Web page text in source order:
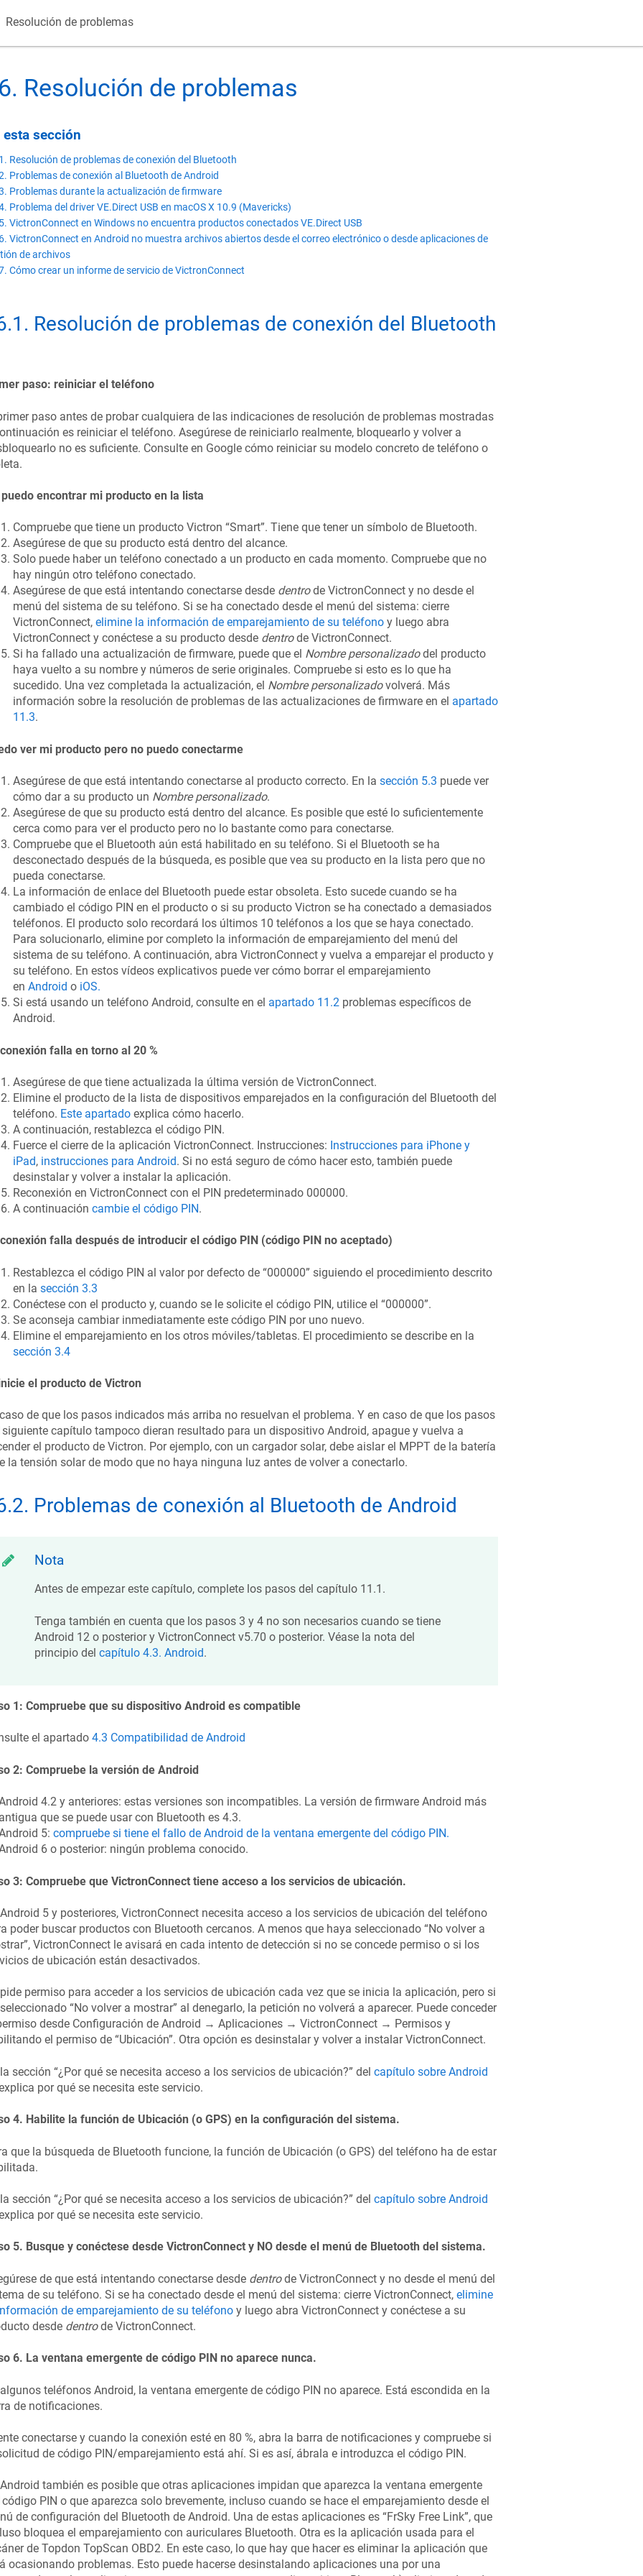
Resolución de problemas
. Resolución de problemas
esta sección
Resolución de problemas de conexión del Bluetooth
Problemas de conexión al Bluetooth de Android
Problemas durante la actualización de firmware
Problema del driver VE.Direct USB en macOS X 10.9 (Mavericks)
VictronConnect en Windows no encuentra productos conectados VE.Direct USB
VictronConnect en Android no muestra archivos abiertos desde el correo electrónico o desde aplicaciones de
de archivos
Cómo crear un informe de servicio de VictronConnect
. Resolución de problemas de conexión del Bluetooth
paso: reiniciar el teléfono
paso antes de probar cualquiera de las indicaciones de resolución de problemas mostradas
es reiniciar el teléfono. Asegúrese de reiniciarlo realmente, bloquearlo y volver a
no es suficiente. Consulte en Google cómo reiniciar su modelo concreto de teléfono o
puedo encontrar mi producto en la lista
Compruebe que tiene un producto Victron “Smart”. Tiene que tener un símbolo de Bluetooth.
Asegúrese de que su producto está dentro del alcance.
Solo puede haber un teléfono conectado a un producto en cada momento. Compruebe que no
hay ningún otro teléfono conectado.
Asegúrese de que está intentando conectarse desde dentrode VictronConnect y no desde el
menú del sistema de su teléfono. Si se ha conectado desde el menú del sistema: cierre
VictronConnect, elimine la información de emparejamiento de su teléfonoy luego abra
VictronConnect y conéctese a su producto desde dentrode VictronConnect.
Si ha fallado una actualización de firmware, puede que el Nombre personalizadodel producto
haya vuelto a su nombre y números de serie originales. Compruebe si esto es lo que ha
sucedido. Una vez completada la actualización, el Nombre personalizadovolverá. Más
información sobre la resolución de problemas de las actualizaciones de firmware en el apartado
11.3.
ver mi producto pero no puedo conectarme
Asegúrese de que está intentando conectarse al producto correcto. En la sección 5.3 puede ver
cómo dar a su producto un Nombre personalizado.
Asegúrese de que su producto está dentro del alcance. Es posible que esté lo suficientemente
cerca como para ver el producto pero no lo bastante como para conectarse.
Compruebe que el Bluetooth aún está habilitado en su teléfono. Si el Bluetooth se ha
desconectado después de la búsqueda, es posible que vea su producto en la lista pero que no
pueda conectarse.
La información de enlace del Bluetooth puede estar obsoleta. Esto sucede cuando se ha
cambiado el código PIN en el producto o si su producto Victron se ha conectado a demasiados
teléfonos. El producto solo recordará los últimos 10 teléfonos a los que se haya conectado.
Para solucionarlo, elimine por completo la información de emparejamiento del menú del
sistema de su teléfono. A continuación, abra VictronConnect y vuelva a emparejar el producto y
su teléfono. En estos vídeos explicativos puede ver cómo borrar el emparejamiento
en Android o iOS.
Si está usando un teléfono Android, consulte en el apartado 11.2problemas específicos de
Android.
falla en torno al 20 %
Asegúrese de que tiene actualizada la última versión de VictronConnect.
Elimine el producto de la lista de dispositivos emparejados en la configuración del Bluetooth del
teléfono. Este apartadoexplica cómo hacerlo.
A continuación, restablezca el código PIN.
Fuerce el cierre de la aplicación VictronConnect. Instrucciones: Instrucciones para iPhone y
iPad, instrucciones para Android. Si no está seguro de cómo hacer esto, también puede
desinstalar y volver a instalar la aplicación.
Reconexión en VictronConnect con el PIN predeterminado 000000.
A continuación cambie el código PIN.
falla después de introducir el código PIN (código PIN no aceptado)
Restablezca el código PIN al valor por defecto de “000000” siguiendo el procedimiento descrito
en la sección 3.3
Conéctese con el producto y, cuando se le solicite el código PIN, utilice el “000000”.
Se aconseja cambiar inmediatamente este código PIN por uno nuevo.
Elimine el emparejamiento en los otros móviles/tabletas. El procedimiento se describe en la
sección 3.4
el producto de Victron
de que los pasos indicados más arriba no resuelvan el problema. Y en caso de que los pasos
siguiente capítulo tampoco dieran resultado para un dispositivo Android, apague y vuelva a
el producto de Victron. Por ejemplo, con un cargador solar, debe aislar el MPPT de la batería
la tensión solar de modo que no haya ninguna luz antes de volver a conectarlo.
. Problemas de conexión al Bluetooth de Android
Nota
Antes de empezar este capítulo, complete los pasos del capítulo 11.1.
Tenga también en cuenta que los pasos 3 y 4 no son necesarios cuando se tiene
Android 12 o posterior y VictronConnect v5.70 o posterior. Véase la nota del
principio del capítulo 4.3. Android.
1: Compruebe que su dispositivo Android es compatible
el apartado 4.3 Compatibilidad de Android
2: Compruebe la versión de Android
4.2 y anteriores: estas versiones son incompatibles. La versión de firmware Android más
antigua que se puede usar con Bluetooth es 4.3.
5: compruebe si tiene el fallo de Android de la ventana emergente del código PIN.
6 o posterior: ningún problema conocido.
3: Compruebe que VictronConnect tiene acceso a los servicios de ubicación.
5 y posteriores, VictronConnect necesita acceso a los servicios de ubicación del teléfono
poder buscar productos con Bluetooth cercanos. A menos que haya seleccionado “No volver a
VictronConnect le avisará en cada intento de detección si no se concede permiso o si los
de ubicación están desactivados.
permiso para acceder a los servicios de ubicación cada vez que se inicia la aplicación, pero si
“No volver a mostrar” al denegarlo, la petición no volverá a aparecer. Puede conceder
desde Configuración de Android → Aplicaciones → VictronConnect → Permisos y
el permiso de “Ubicación”. Otra opción es desinstalar y volver a instalar VictronConnect.
sección “¿Por qué se necesita acceso a los servicios de ubicación?” del capítulo sobre Android
por qué se necesita este servicio.
4. Habilite la función de Ubicación (o GPS) en la configuración del sistema.
que la búsqueda de Bluetooth funcione, la función de Ubicación (o GPS) del teléfono ha de estar
sección “¿Por qué se necesita acceso a los servicios de ubicación?” del capítulo sobre Android
por qué se necesita este servicio.
5. Busque y conéctese desde VictronConnect y NO desde el menú de Bluetooth del sistema.
de que está intentando conectarse desde dentrode VictronConnect y no desde el menú del
de su teléfono. Si se ha conectado desde el menú del sistema: cierre VictronConnect, elimine
de emparejamiento de su teléfonoy luego abra VictronConnect y conéctese a su
desde dentrode VictronConnect.
6. La ventana emergente de código PIN no aparece nunca.
teléfonos Android, la ventana emergente de código PIN no aparece. Está escondida en la
de notificaciones.
conectarse y cuando la conexión esté en 80 %, abra la barra de notificaciones y compruebe si
de código PIN/emparejamiento está ahí. Si es así, ábrala e introduzca el código PIN.
Android también es posible que otras aplicaciones impidan que aparezca la ventana emergente
PIN o que aparezca solo brevemente, incluso cuando se hace el emparejamiento desde el
de configuración del Bluetooth de Android. Una de estas aplicaciones es “FrSky Free Link”, que
bloquea el emparejamiento con auriculares Bluetooth. Otra es la aplicación usada para el
de Topdon TopScan OBD2. En este caso, lo que hay que hacer es eliminar la aplicación que
ocasionando problemas. Esto puede hacerse desinstalando aplicaciones una por una